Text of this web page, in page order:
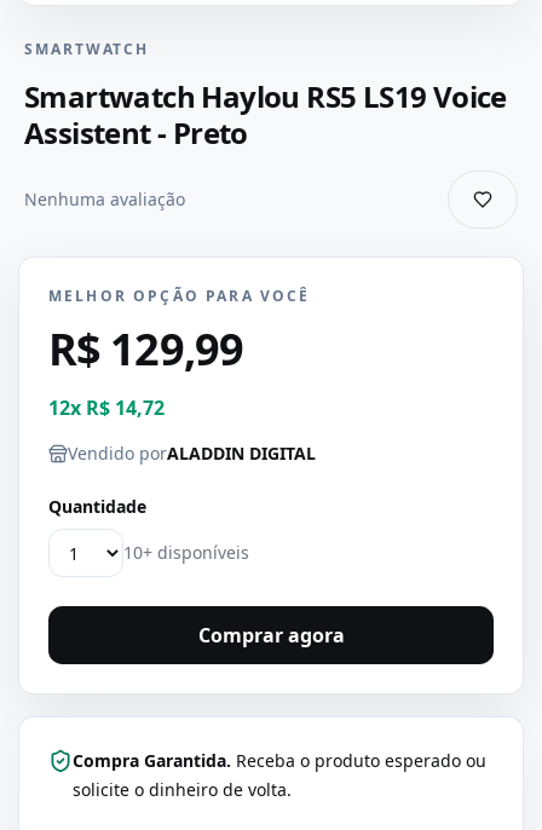
SMARTWATCH
Smartwatch Haylou RS5 LS19 Voice
Assistent - Preto
Nenhuma avaliação
MELHOR OPÇÃO PARA VOCÊ
R$ 129,99
12x R$ 14,72
Vendido porALADDIN DIGITAL
Quantidade
10+ disponíveis
Comprar agora
Compra Garantida. Receba o produto esperado ou
solicite o dinheiro de volta.